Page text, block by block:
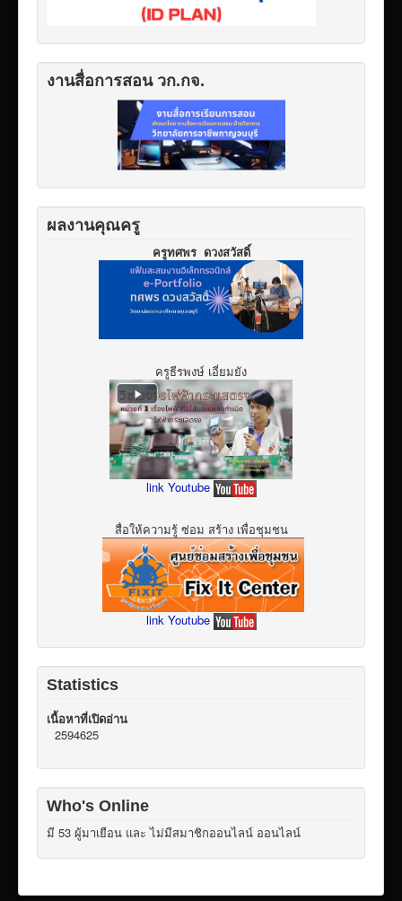
งานสื่อการสอน วก.กจ.
ผลงานคุณครู
ครูทศพร ดวงสวัสดิ์
ครูธีรพงษ์ เอี่ยมยัง
link Youtube
สื่อให้ความรู้ ซ่อม สร้าง เพื่อชุมชน
link Youtube
Statistics
เนื้อหาที่เปิดอ่าน
2594625
Who's Online
มี 53 ผู้มาเยือน และ ไม่มีสมาชิกออนไลน์ ออนไลน์